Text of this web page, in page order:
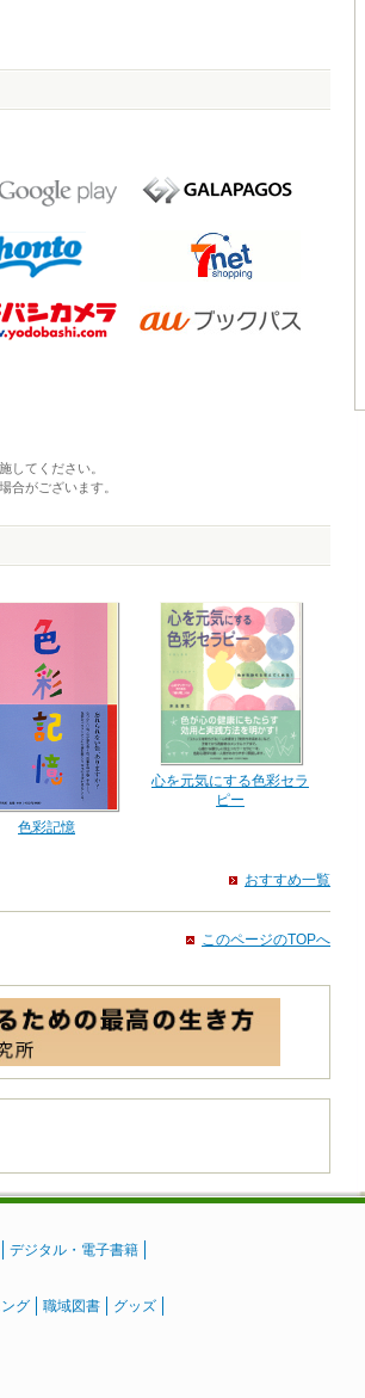
してください。
合がございます。
色彩記憶
心を元気にする色彩セラ
ピー
おすすめ一覧
このページのTOPへ
デジタル・電子書籍
グ 職域図書 グッズ